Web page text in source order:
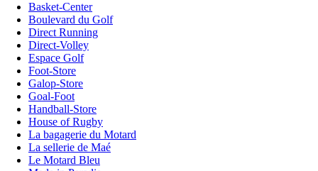
Basket-Center
Boulevard du Golf
Direct Running
Direct-Volley
Espace Golf
Foot-Store
Galop-Store
Goal-Foot
Handball-Store
House of Rugby
La bagagerie du Motard
La sellerie de Maé
Le Motard Bleu